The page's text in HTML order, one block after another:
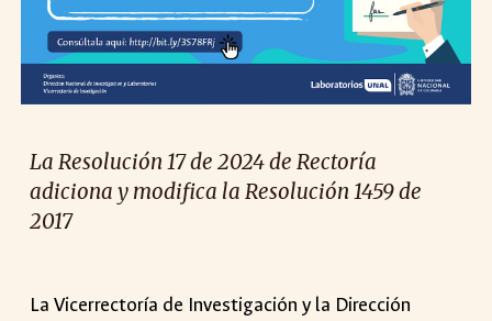
La Resolución 17 de 2024 de Rectoría
adiciona y modifica la Resolución 1459 de
2017
LaVicerrectoría de Investigación y la Dirección